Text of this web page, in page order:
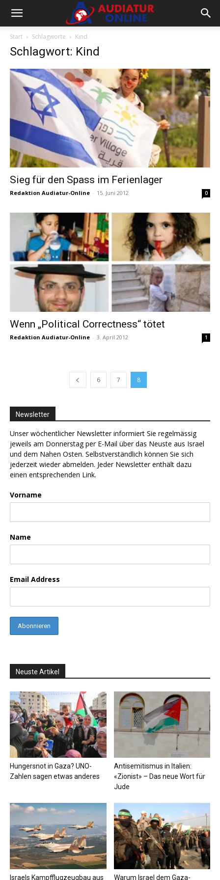
Start Schlagworte Kind
Schlagwort: Kind
Sieg für den Spass im Ferienlager
Redaktion Audiatur-Online - 15. Juni 2012 0
Wenn „Political Correctness“ tötet
Redaktion Audiatur-Online - 3. April 2012 1
6 7 8
Newsletter
Unser wöchentlicher Newsletter informiert Sie regelmässig
jeweils am Donnerstag per E-Mail über das Neuste aus Israel
und dem Nahen Osten. Selbstverständlich können Sie sich
jederzeit wieder abmelden. Jeder Newsletter enthält dazu
einen entsprechenden Link.
Vorname
Name
Email Address
Neuste Artikel
Hungersnot in Gaza? UNO-
Zahlen sagen etwas anderes
Antisemitismus in Italien:
«Zionist» – Das neue Wort für
Jude
Israels Kampfflugzeugbau aus Warum Israel dem Gaza-